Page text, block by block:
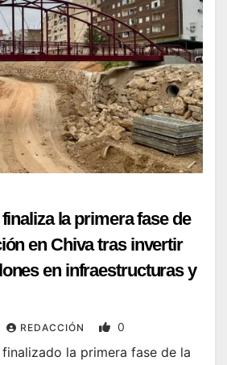
la primera fase de
en Chiva tras invertir
en infraestructuras y
REDACCIÓN 0
la primera fase de la